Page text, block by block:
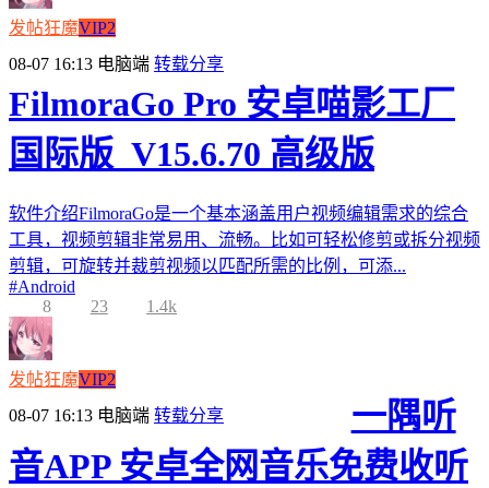
发帖狂魔VIP2
08-07 16:13 电脑端 转载分享
FilmoraGo Pro 安卓喵影工厂
国际版_V15.6.70 高级版
软件介绍FilmoraGo是一个基本涵盖用户视频编辑需求的综合
工具，视频剪辑非常易用、流畅。比如可轻松修剪或拆分视频
剪辑，可旋转并裁剪视频以匹配所需的比例，可添...
#Android
8
23 1.4k
发帖狂魔VIP2
08-07 16:13 电脑端 转载分享
一隅听
音APP 安卓全网音乐免费收听